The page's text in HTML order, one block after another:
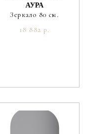
АУРА
Зеркало 80 см.
18 882 р.